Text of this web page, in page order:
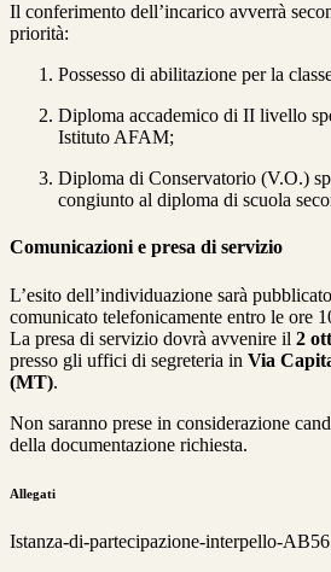
Il conferimento dell’incarico avverrà
priorità:
Possesso di abilitazione per la
Diploma accademico di II livello
Istituto AFAM;
Diploma di Conservatorio (V.O.)
congiunto al diploma di scuola
Comunicazioni e presa di servizio
L’esito dell’individuazione sarà
comunicato telefonicamente entro le ore
La presa di servizio dovrà avvenire il 2
presso gli uffici di segreteria in Via
(MT).
Non saranno prese in considerazione
della documentazione richiesta.
Allegati
Istanza-di-partecipazione-interpello-